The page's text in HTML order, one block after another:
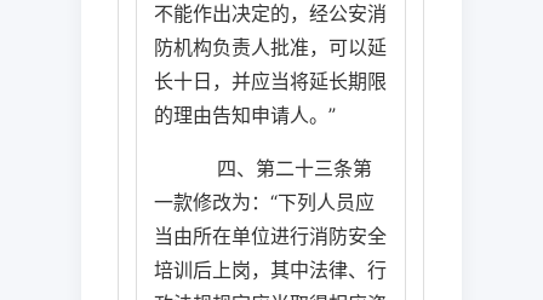
不能作出决定的，经公安消
防机构负责人批准，可以延
长十日，并应当将延长期限
的理由告知申请人。”
四、第二十三条第
一款修改为：“下列人员应
当由所在单位进行消防安全
培训后上岗，其中法律、行